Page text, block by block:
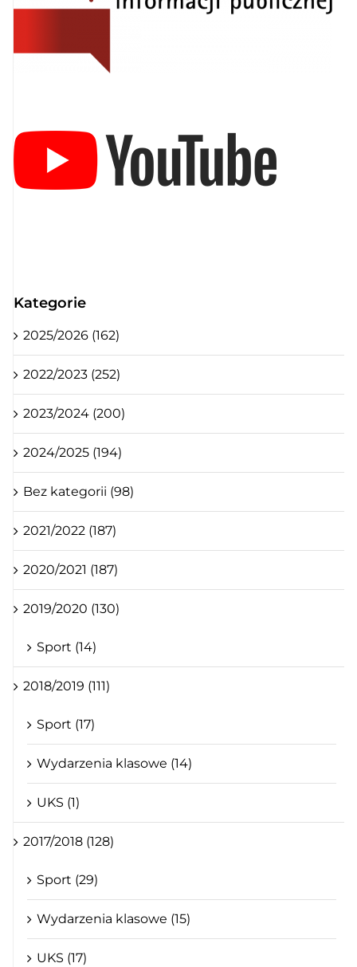
Kategorie
2025/2026 (162)
2022/2023 (252)
2023/2024 (200)
2024/2025 (194)
Bez kategorii (98)
2021/2022 (187)
2020/2021 (187)
2019/2020 (130)
Sport (14)
2018/2019 (111)
Sport (17)
Wydarzenia klasowe (14)
UKS (1)
2017/2018 (128)
Sport (29)
Wydarzenia klasowe (15)
UKS (17)